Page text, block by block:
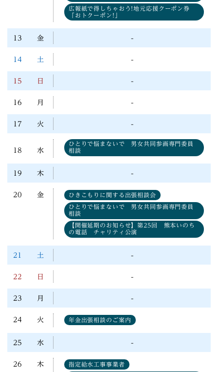
広報紙で得しちゃおう!地元応援クーポン券
「おトクーポン!」
13 金 -
14 土 -
15 日 -
16 月 -
17 火 -
18 水
ひとりで悩まないで 男女共同参画専門委員
相談
19 木 -
20 金 ひきこもりに関する出張相談会
ひとりで悩まないで 男女共同参画専門委員
相談
【開催延期のお知らせ】第25回 熊本いのち
の電話 チャリティ公演
21 土 -
22 日 -
23 月 -
24 火 年金出張相談のご案内
25 水 -
26 木 指定給水工事事業者